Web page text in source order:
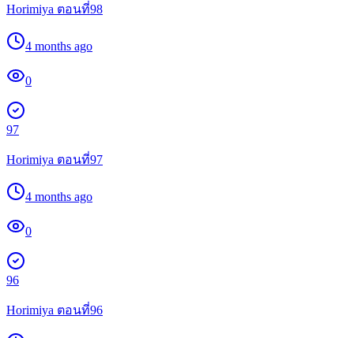
Horimiya ตอนที่98
4 months ago
0
97
Horimiya ตอนที่97
4 months ago
0
96
Horimiya ตอนที่96